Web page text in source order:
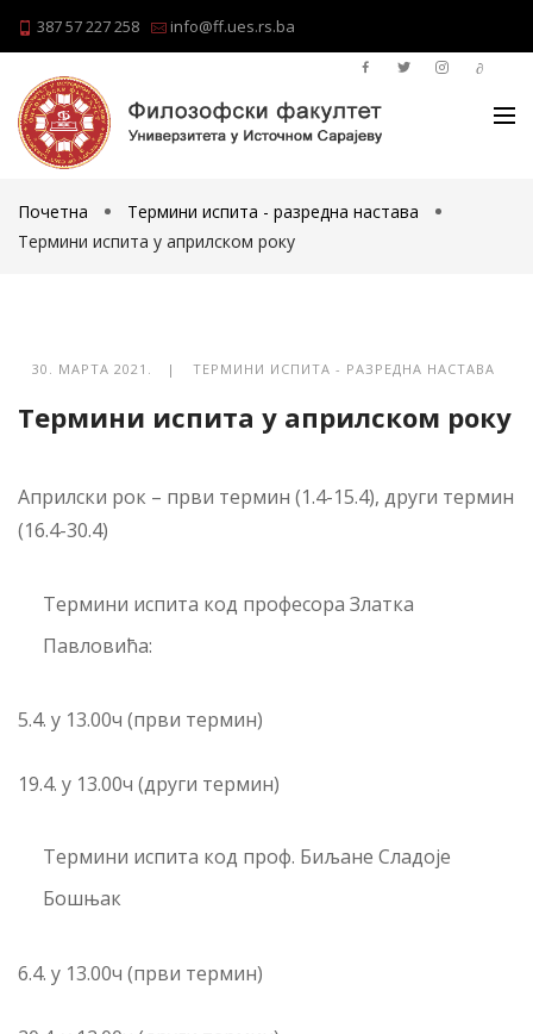
387 57 227 258 info@ff.ues.rs.ba
Почетна
Термини испита - разредна настава
Термини испита у априлском року
30. МАРТА 2021. | ТЕРМИНИ ИСПИТА - РАЗРЕДНА НАСТАВА
Термини испита у априлском року
Априлски рок – први термин (1.4-15.4), други термин
(16.4-30.4)
Термини испита код професора Златка
Павловића:
5.4. у 13.00ч (први термин)
19.4. у 13.00ч (други термин)
Термини испита код проф. Биљане Сладоје
Бошњак
6.4. у 13.00ч (први термин)